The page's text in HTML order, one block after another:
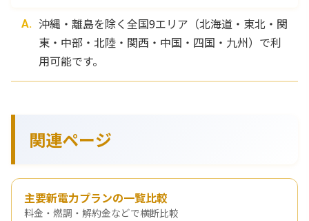
沖縄・離島を除く全国9エリア（北海道・東北・関
東・中部・北陸・関西・中国・四国・九州）で利
用可能です。
関連ページ
主要新電力プランの一覧比較
料金・燃調・解約金などで横断比較